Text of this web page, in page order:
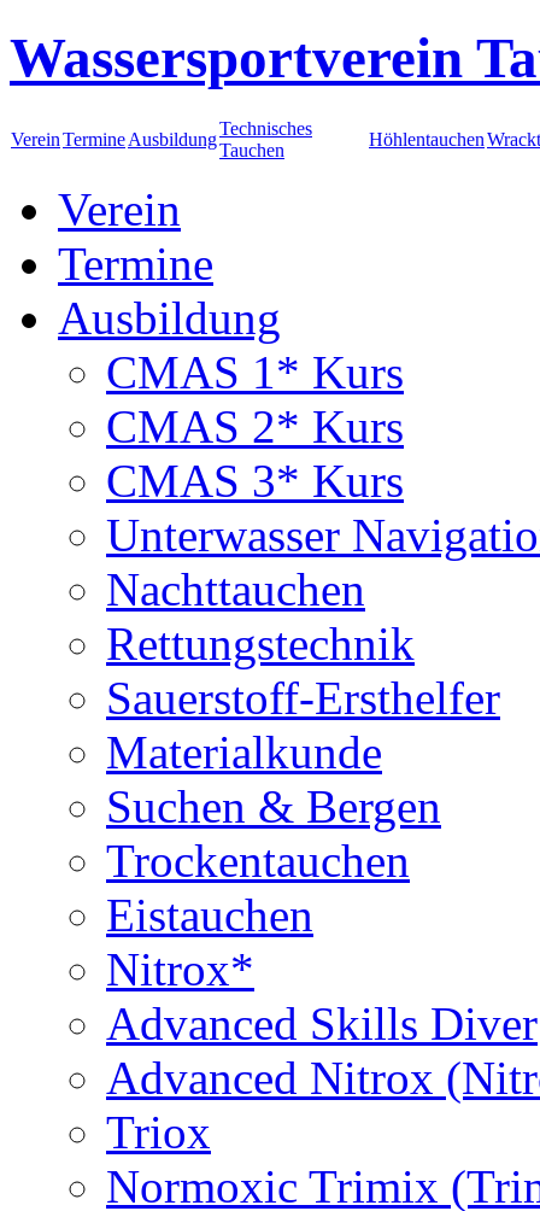
Wassersportverein
VereinTermineAusbildung
Technisches
Tauchen
Höhlentauchen
Verein
Termine
Ausbildung
CMAS 1* Kurs
CMAS 2* Kurs
CMAS 3* Kurs
Unterwasser
Nachttauchen
Rettungstechnik
Sauerstoff-Ersthelfer
Materialkunde
Suchen & Bergen
Trockentauchen
Eistauchen
Nitrox*
Advanced Skills Diver
Advanced Nitrox
Triox
Normoxic Trimix